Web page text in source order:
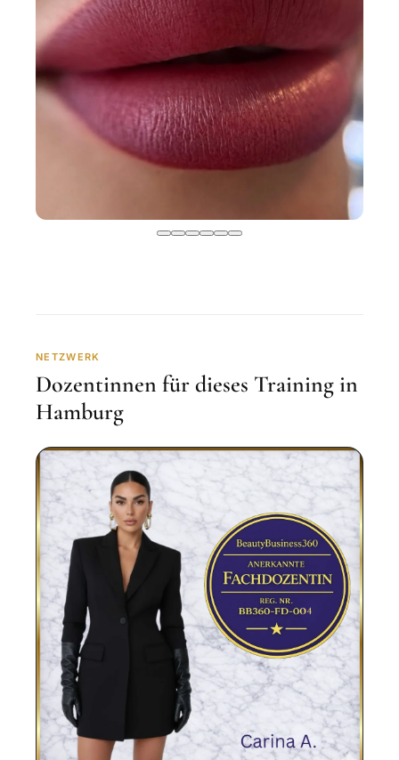
NETZWERK
Dozentinnen für dieses Training in
Hamburg